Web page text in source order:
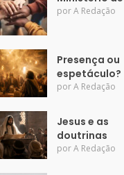
porA Redação
Presença ou
espetáculo?
porA Redação
Jesus e as
doutrinas
porA Redação